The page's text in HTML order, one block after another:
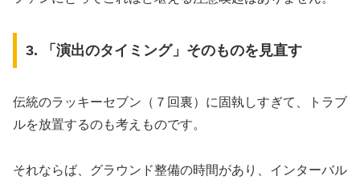
​3. 「演出のタイミング」そのものを見直す
​伝統のラッキーセブン（７回裏）に固執しすぎて、トラブ
ルを放置するのも考えものです。
それならば、グラウンド整備の時間があり、インターバル